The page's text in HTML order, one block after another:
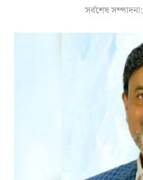
সর্বশেষ সম্পাদনা: